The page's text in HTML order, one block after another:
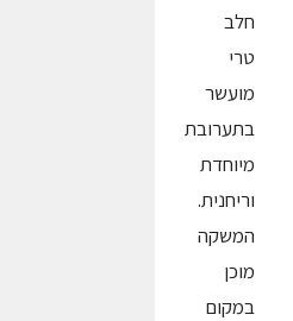
חלב
טרי
מועשר
בתערובת
מיוחדת
וריחנית.
המשקה
מוכן
במקום